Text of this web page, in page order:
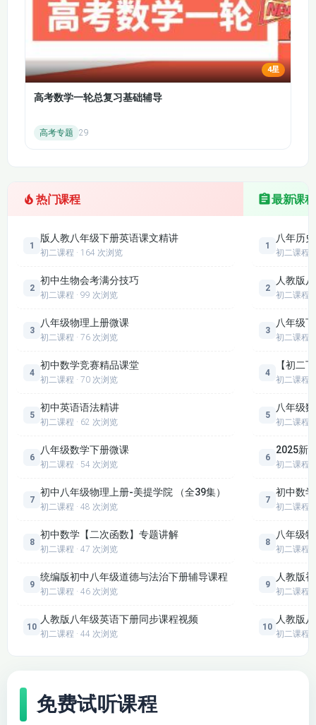
4星
高考数学一轮总复习基础辅导
高考专题 29
热门课程
1
版人教八年级下册英语课文精讲
初二课程 · 164 次浏览
2
初中生物会考满分技巧
初二课程 · 99 次浏览
3
八年级物理上册微课
初二课程 · 76 次浏览
4
初中数学竞赛精品课堂
初二课程 · 70 次浏览
5
初中英语语法精讲
初二课程 · 62 次浏览
6
八年级数学下册微课
初二课程 · 54 次浏览
7
初中八年级物理上册-美提学院 （全39集）
初二课程 · 48 次浏览
8
初中数学【二次函数】专题讲解
初二课程 · 47 次浏览
9
统编版初中八年级道德与法治下册辅导课程
初二课程 · 46 次浏览
10
人教版八年级英语下册同步课程视频
初二课程 · 44 次浏览
最新课程
1
八年历
初二课程
2
人教版
初二课程
3
八年级
初二课程
4
【初二
初二课程
5
八年级
初二课程
6
2025新
初二课程
7
初中数
初二课程
8
八年级
初二课程
9
人教版
初二课程
10
人教版
初二课程
免费试听课程